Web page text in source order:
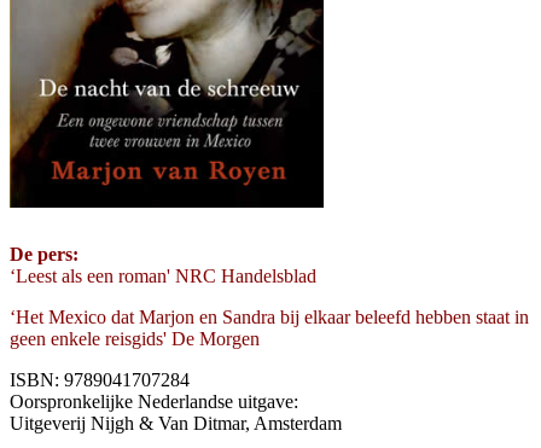
De pers:
‘Leest als een roman' NRC Handelsblad
‘Het Mexico dat Marjon en Sandra bij elkaar beleefd hebben staat in
geen enkele reisgids' De Morgen
ISBN: 9789041707284
Oorspronkelijke Nederlandse uitgave:
Uitgeverij Nijgh & Van Ditmar, Amsterdam